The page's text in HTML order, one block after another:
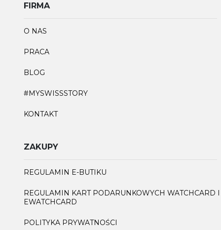
FIRMA
O NAS
PRACA
BLOG
#MYSWISSSTORY
KONTAKT
ZAKUPY
REGULAMIN E-BUTIKU
REGULAMIN KART PODARUNKOWYCH WATCHCARD I
EWATCHCARD
POLITYKA PRYWATNOŚCI